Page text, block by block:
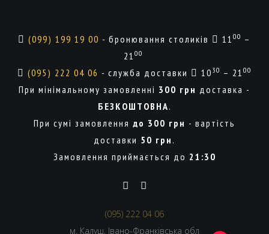
(099) 199 19 00 - бронювання столиків 11 00 –
21 00
(095) 222 04 06 - служба доставки 10 30 – 21 00
При мінімальному замовленні 300 грн доставка -
БЕЗКОШТОВНА.
При сумі замовлення до 300 грн - вартість
доставки 50 грн .
Замовлення приймається до 21:30
(095) 222 04 06
м. Калуш, Івано-Франківська обл